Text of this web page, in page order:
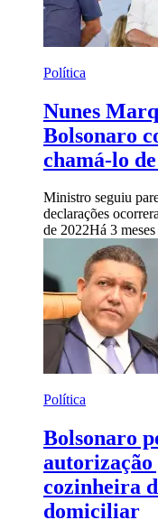
Política
Nunes
Bolsonaro
chamá-lo
Ministro seguiu
declarações
de 2022Há 3 meses
Política
Bolsonaro
cozinheira
domiciliar